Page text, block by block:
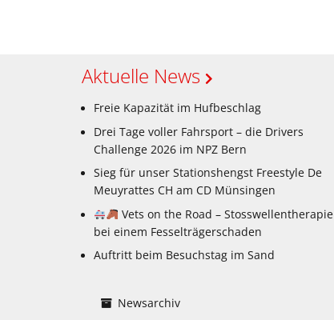
Aktuelle News
Freie Kapazität im Hufbeschlag
Drei Tage voller Fahrsport – die Drivers
Challenge 2026 im NPZ Bern
Sieg für unser Stationshengst Freestyle De
Meuyrattes CH am CD Münsingen
Vets on the Road – Stosswellentherapie
bei einem Fesselträgerschaden
Auftritt beim Besuchstag im Sand
Newsarchiv